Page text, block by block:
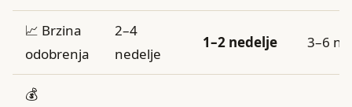
📈 Brzina
odobrenja
2–4
nedelje
1–2 nedelje 3–6
💰